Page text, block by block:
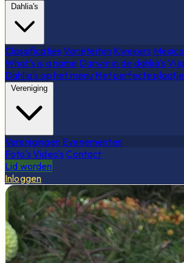
Dahlia's
Classificaties Variëteiten Kwekers
What's is a name Darwin in de dahlia's
Dahlia's op het menu Het perfecte plaatje
Vereniging
Verenigingen Evenementen
Foto's Video's Contact
Lid worden
Inloggen